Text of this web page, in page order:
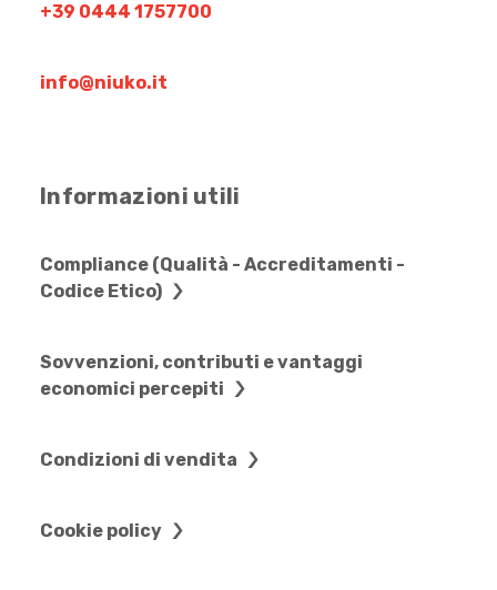
+39 0444 1757700
info@niuko.it
Informazioni utili
Compliance (Qualità - Accreditamenti -
Codice Etico)
Sovvenzioni, contributi e vantaggi
economici percepiti
Condizioni di vendita
Cookie policy